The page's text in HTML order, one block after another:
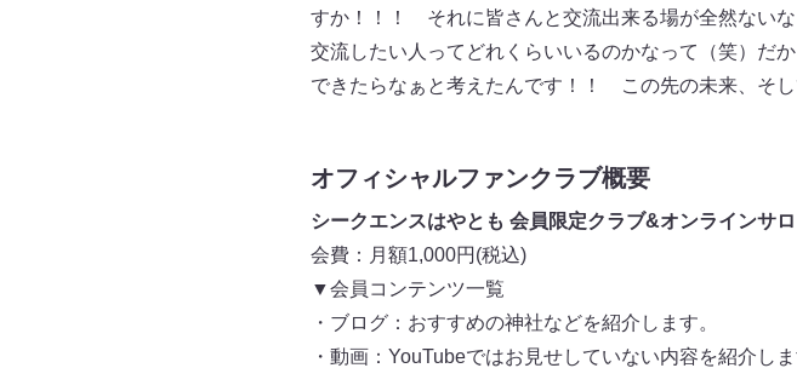
すか！！！ それに皆さんと交流出来る場が全然ない
交流したい人ってどれくらいいるのかなって（笑）だ
できたらなぁと考えたんです！！ この先の未来、そ
オフィシャルファンクラブ概要
シークエンスはやとも 会員限定クラブ&オンラインサロ
会費：月額1,000円(税込)
▼会員コンテンツ一覧
・ブログ：おすすめの神社などを紹介します。
・動画：YouTubeではお見せしていない内容を紹介しま